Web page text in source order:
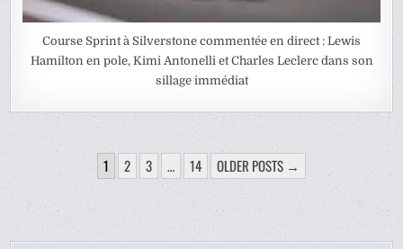
Course Sprint à Silverstone commentée en direct : Lewis
Hamilton en pole, Kimi Antonelli et Charles Leclerc dans son
sillage immédiat
PAGINATION
1 2 3 … 14 OLDER POSTS →